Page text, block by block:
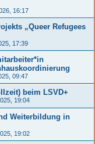
16:17
„Queer Refugees
17:39
09:47
beim LSVD+
19:04
Weiterbildung in
19:02